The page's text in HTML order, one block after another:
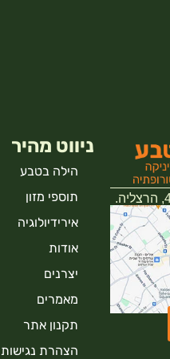
ניווט מהיר
הילה בטבע
תוספי מזון
אירידיולוגיה
אודות
יצרנים
מאמרים
תקנון אתר
הצהרת נגישות